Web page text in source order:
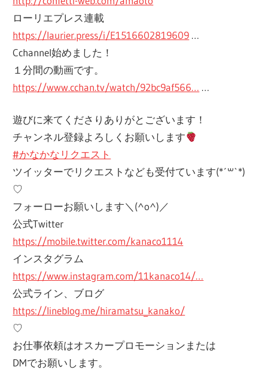
ローリエプレス連載
https://laurier.press/i/E1516602819609 …
Cchannel始めました！
１分間の動画です。
https://www.cchan.tv/watch/92bc9af566… …
遊びに来てくださりありがとございます！
チャンネル登録よろしくお願いします
#かなかなリクエスト
ツイッターでリクエストなども受付ています(*´꒳`*)
♡
フォーローお願いします＼(^o^)／
公式Twitter
https://mobile.twitter.com/kanaco1114
インスタグラム
https://www.instagram.com/11kanaco14/…
公式ライン、ブログ
https://lineblog.me/hiramatsu_kanako/
♡
お仕事依頼はオスカープロモーションまたは
DMでお願いします。